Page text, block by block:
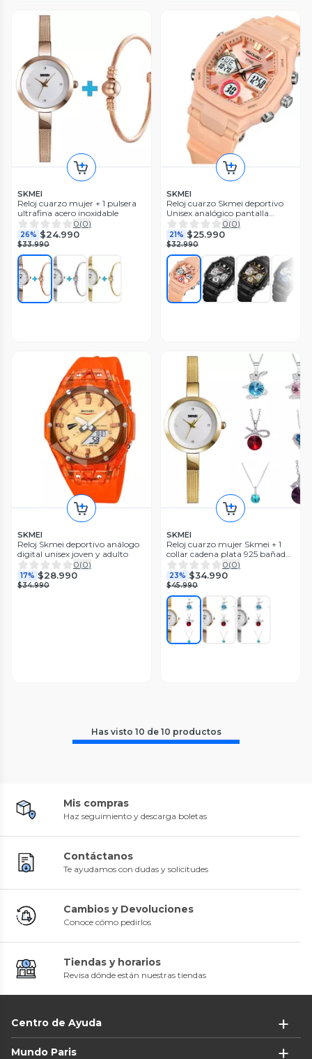
SKMEI
Reloj cuarzo mujer + 1 pulsera
ultrafina acero inoxidable
0(0)
26% $24.990
$33.990
SKMEI
Reloj cuarzo Skmei deportivo
Unisex analógico pantalla
digital Led
0(0)
21% $25.990
$32.990
SKMEI
Reloj Skmei deportivo análogo
digital unisex joven y adulto
0(0)
17% $28.990
$34.990
SKMEI
Reloj cuarzo mujer Skmei + 1
collar cadena plata 925 bañada
en rodio cristal tipo diamante
0(0)
23% $34.990
$45.990
Has visto 10 de 10 productos
Mis compras
Haz seguimiento y descarga boletas
Contáctanos
Te ayudamos con dudas y solicitudes
Cambios y Devoluciones
Conoce cómo pedirlos
Tiendas y horarios
Revisa dónde están nuestras tiendas
Centro de Ayuda
Mundo Paris